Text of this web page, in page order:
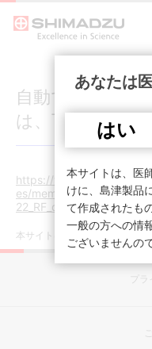
自動でログイン
は、下記URLを
https://
es/member/s/
22_RF_cli_katsuraHP.pdf
プ
本サイトは医療従事者を対象と
あなたは
はい
本サイトは、医
けに、島津製品
て作成されたも
一般の方への情
ございませんの